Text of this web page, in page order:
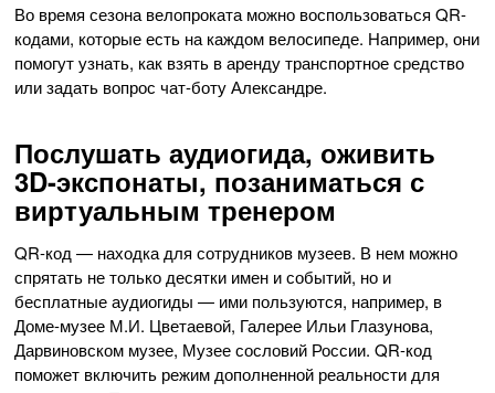
Во время сезона велопроката можно воспользоваться QR-
кодами, которые есть на каждом велосипеде. Например, они
помогут узнать, как взять в аренду транспортное средство
или задать вопрос чат-боту Александре.
Послушать аудиогида, оживить
3D-экспонаты, позаниматься с
виртуальным тренером
QR-код — находка для сотрудников музеев. В нем можно
спрятать не только десятки имен и событий, но и
бесплатные аудиогиды — ими пользуются, например, в
Доме-музее М.И. Цветаевой, Галерее Ильи Глазунова,
Дарвиновском музее, Музее сословий России. QR-код
поможет включить режим дополненной реальности для